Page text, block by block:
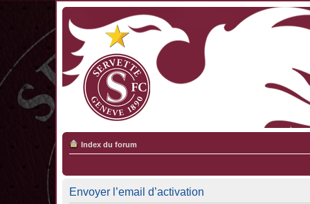
Index du forum
Envoyer l’email d’activation